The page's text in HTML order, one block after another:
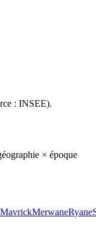
: INSEE).
× époque
MavrickMerwaneRyane